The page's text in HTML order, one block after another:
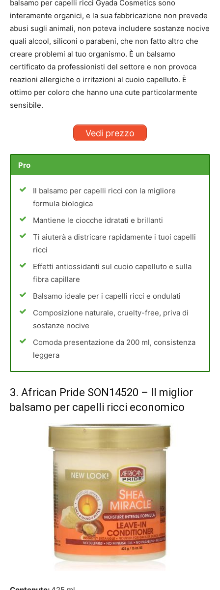
balsamo per capelli ricci Gyada Cosmetics sono
interamente organici, e la sua fabbricazione non prevede
abusi sugli animali, non poteva includere sostanze nocive
quali alcool, siliconi o parabeni, che non fatto altro che
creare problemi al tuo organismo. È un balsamo
certificato da professionisti del settore e non provoca
reazioni allergiche o irritazioni al cuoio capelluto. È
ottimo per coloro che hanno una cute particolarmente
sensibile.
Vedi prezzo
Pro
Il balsamo per capelli ricci con la migliore
formula biologica
Mantiene le ciocche idratati e brillanti
Ti aiuterà a districare rapidamente i tuoi capelli
ricci
Effetti antiossidanti sul cuoio capelluto e sulla
fibra capillare
Balsamo ideale per i capelli ricci e ondulati
Composizione naturale, cruelty-free, priva di
sostanze nocive
Comoda presentazione da 200 ml, consistenza
leggera
3. African Pride SON14520 – Il miglior
balsamo per capelli ricci economico